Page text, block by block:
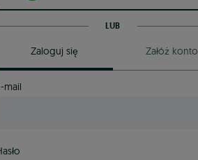
LUB
Zaloguj się Załóż konto
mail